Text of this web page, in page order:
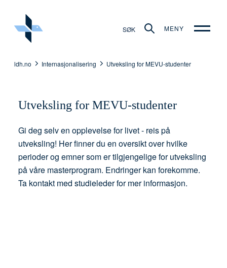
SØK MENY
ldh.no Internasjonalisering Utveksling for MEVU-studenter
Utveksling for MEVU-studenter
Gi deg selv en opplevelse for livet - reis på
utveksling! Her finner du en oversikt over hvilke
perioder og emner som er tilgjengelige for utveksling
på våre masterprogram. Endringer kan forekomme.
Ta kontakt med studieleder for mer informasjon.